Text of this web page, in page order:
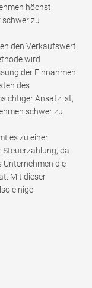
höchst
schwer zu
den Verkaufswert
wird
der Einnahmen
des
Ansatz ist,
schwer zu
es zu einer
da
Unternehmen die
Mit dieser
einige